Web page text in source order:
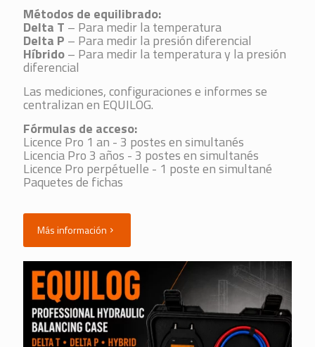
Métodos de equilibrado:
Delta T – Para medir la temperatura
Delta P – Para medir la presión diferencial
Híbrido– Para medir la temperatura y la presión
diferencial
Las mediciones, configuraciones e informes se
centralizan en EQUILOG.
Fórmulas de acceso:
Licence Pro 1 an - 3 postes en simultanés
Licencia Pro 3 años - 3 postes en simultanés
Licence Pro perpétuelle - 1 poste en simultané
Paquetes de fichas
Más información